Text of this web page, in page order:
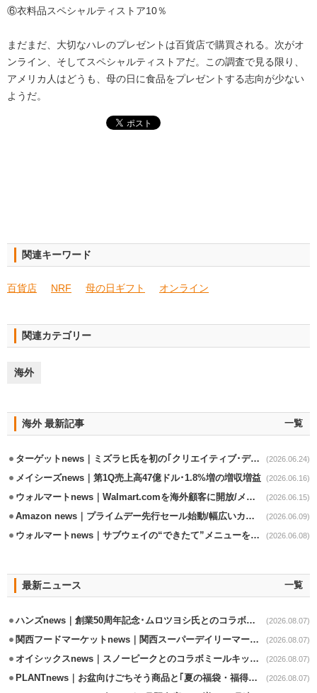
⑥衣料品スペシャルティストア10％
まだまだ、大切なハレのプレゼントは百貨店で購買される。次がオ
ンライン、そしてスペシャルティストアだ。この調査で見る限り、
アメリカ人はどうも、母の日に食品をプレゼントする志向が少ない
ようだ。
関連キーワード
百貨店 NRF 母の日ギフト オンライン
関連カテゴリー
海外
海外 最新記事 一覧
ターゲットnews｜ミズラヒ氏を初の｢クリエイティブ･ディレクター｣に起用 (2026.06.24)
メイシーズnews｜第1Q売上高47億ドル･1.8%増の増収増益 (2026.06.16)
ウォルマートnews｜Walmart.comを海外顧客に開放/メキシコへ配送開始 (2026.06.15)
Amazon news｜プライムデー先行セール始動/幅広いカテゴリーで割引き (2026.06.09)
ウォルマートnews｜サブウェイの“できたて”メニューを最短30分で配送 (2026.06.08)
最新ニュース 一覧
ハンズnews｜創業50周年記念･ムロツヨシ氏とのコラボ企画｢ムロハンズ｣開催 (2026.08.07)
関西フードマーケットnews｜関西スーパーデイリーマート蒲生店8/7改装 (2026.08.07)
オイシックスnews｜スノーピークとのコラボミールキット8/13発売 (2026.08.07)
PLANTnews｜お盆向けごちそう商品と｢夏の福袋・福得カート｣8/8から開催 (2026.08.07)